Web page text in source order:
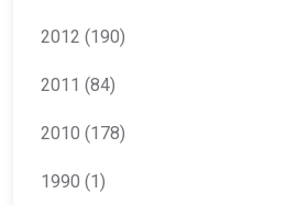
2012 (190)
2011 (84)
2010 (178)
1990 (1)